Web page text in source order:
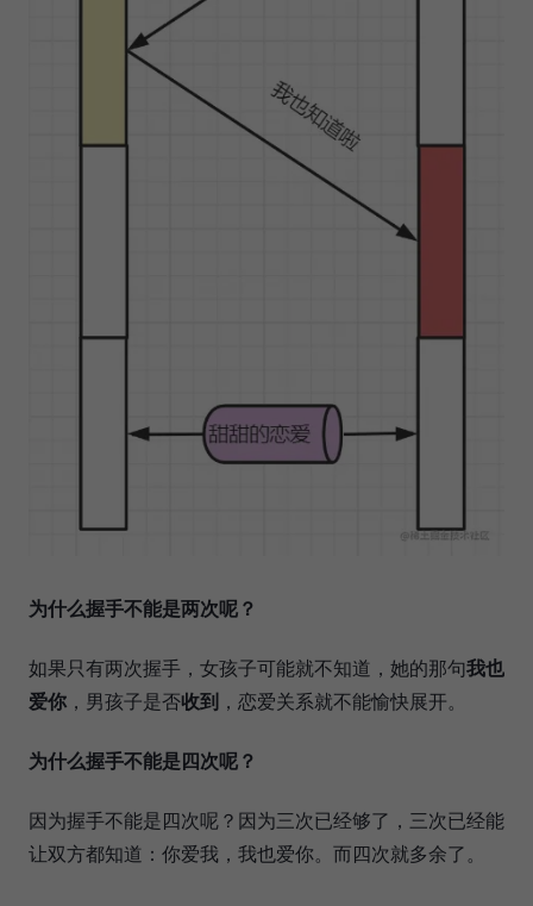
为什么握手不能是两次呢？
如果只有两次握手，女孩子可能就不知道，她的那句我也
爱你 ，男孩子是否收到 ，恋爱关系就不能愉快展开。
为什么握手不能是四次呢？
因为握手不能是四次呢？因为三次已经够了，三次已经能
让双方都知道：你爱我，我也爱你。而四次就多余了。